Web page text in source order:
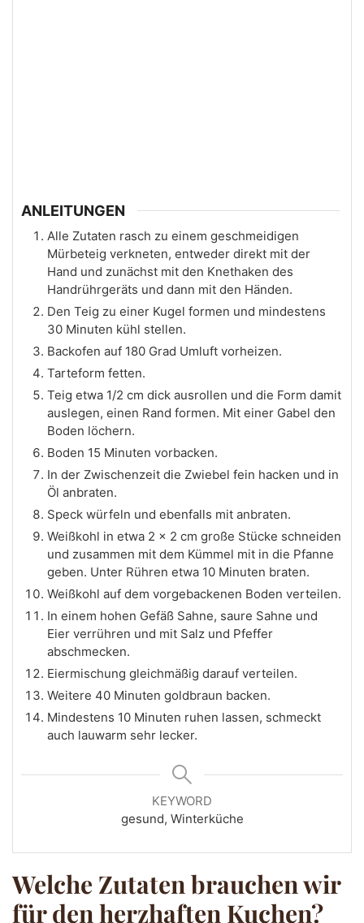
ANLEITUNGEN
Alle Zutaten rasch zu einem geschmeidigen
Mürbeteig verkneten, entweder direkt mit der
Hand und zunächst mit den Knethaken des
Handrührgeräts und dann mit den Händen.
Den Teig zu einer Kugel formen und mindestens
30 Minuten kühl stellen.
Backofen auf 180 Grad Umluft vorheizen.
Tarteform fetten.
Teig etwa 1/2 cm dick ausrollen und die Form damit
auslegen, einen Rand formen. Mit einer Gabel den
Boden löchern.
Boden 15 Minuten vorbacken.
In der Zwischenzeit die Zwiebel fein hacken und in
Öl anbraten.
Speck würfeln und ebenfalls mit anbraten.
Weißkohl in etwa 2 x 2 cm große Stücke schneiden
und zusammen mit dem Kümmel mit in die Pfanne
geben. Unter Rühren etwa 10 Minuten braten.
Weißkohl auf dem vorgebackenen Boden verteilen.
In einem hohen Gefäß Sahne, saure Sahne und
Eier verrühren und mit Salz und Pfeffer
abschmecken.
Eiermischung gleichmäßig darauf verteilen.
Weitere 40 Minuten goldbraun backen.
Mindestens 10 Minuten ruhen lassen, schmeckt
auch lauwarm sehr lecker.
KEYWORD
gesund, Winterküche
Welche Zutaten brauchen wir
für den herzhaften Kuchen?